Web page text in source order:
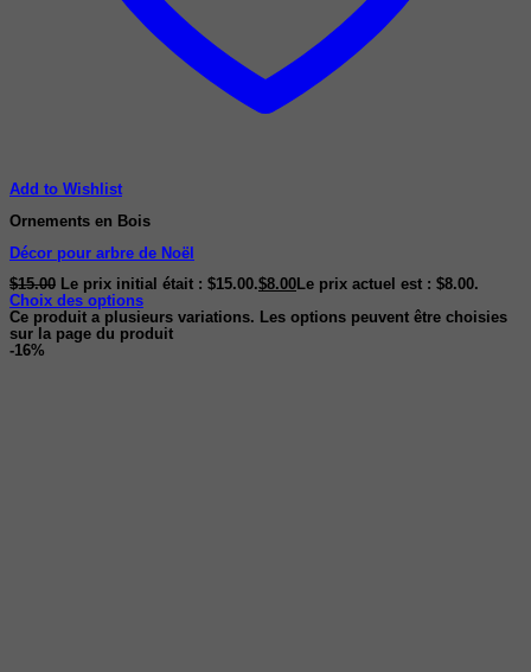
Add to Wishlist
Ornements en Bois
Décor pour arbre de Noël
$15.00 Le prix initial était : $15.00.$8.00 Le prix actuel est : $8.00.
Choix des options
Ce produit a plusieurs variations. Les options peuvent être choisies
sur la page du produit
-16%